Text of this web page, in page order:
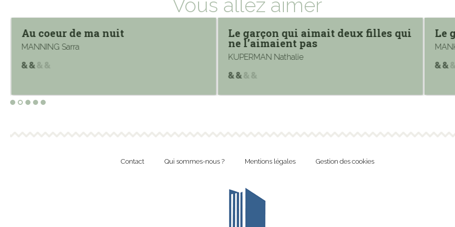
Vous allez aimer
Au coeur de ma nuit
MANNING Sarra
Le garçon qui aimait deux filles qui
ne l’aimaient pas
KUPERMAN Nathalie
Le
Contact Qui sommes-nous ? Mentions légales Gestion des cookies